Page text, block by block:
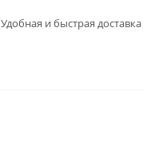
Удобная и быстрая доставка